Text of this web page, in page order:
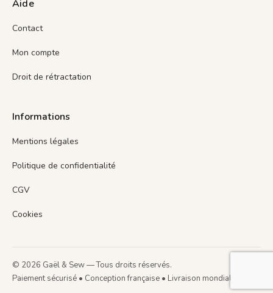
Aide
Contact
Mon compte
Droit de rétractation
Informations
Mentions légales
Politique de confidentialité
CGV
Cookies
© 2026 Gaël & Sew — Tous droits réservés.
Paiement sécurisé • Conception française • Livraison mondiale